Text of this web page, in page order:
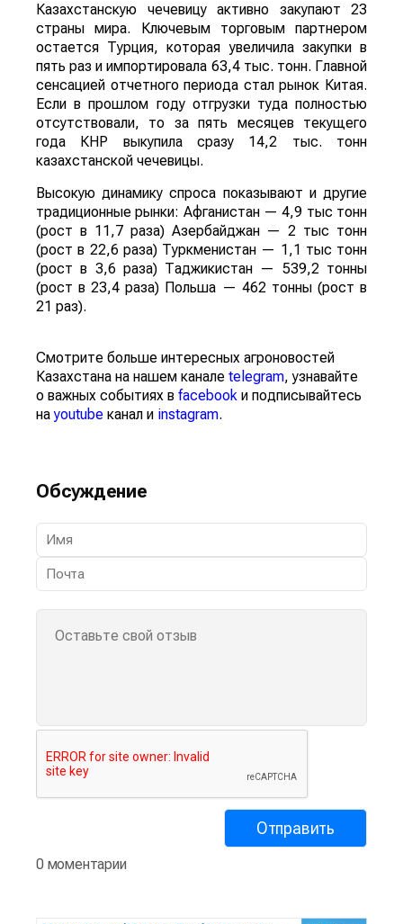
Казахстанскую чечевицу активно закупают 23
страны мира. Ключевым торговым партнером
остается Турция, которая увеличила закупки в
пять раз и импортировала 63,4 тыс. тонн. Главной
сенсацией отчетного периода стал рынок Китая.
Если в прошлом году отгрузки туда полностью
отсутствовали, то за пять месяцев текущего
года КНР выкупила сразу 14,2 тыс. тонн
казахстанской чечевицы.
Высокую динамику спроса показывают и другие
традиционные рынки: Афганистан — 4,9 тыс тонн
(рост в 11,7 раза) Азербайджан — 2 тыс тонн
(рост в 22,6 раза) Туркменистан — 1,1 тыс тонн
(рост в 3,6 раза) Таджикистан — 539,2 тонны
(рост в 23,4 раза) Польша — 462 тонны (рост в
21 раз).
Смотрите больше интересных агроновостей
Казахстана на нашем канале telegram, узнавайте
о важных событиях в facebook и подписывайтесь
наyoutube канал и instagram.
Обсуждение
0 моментарии